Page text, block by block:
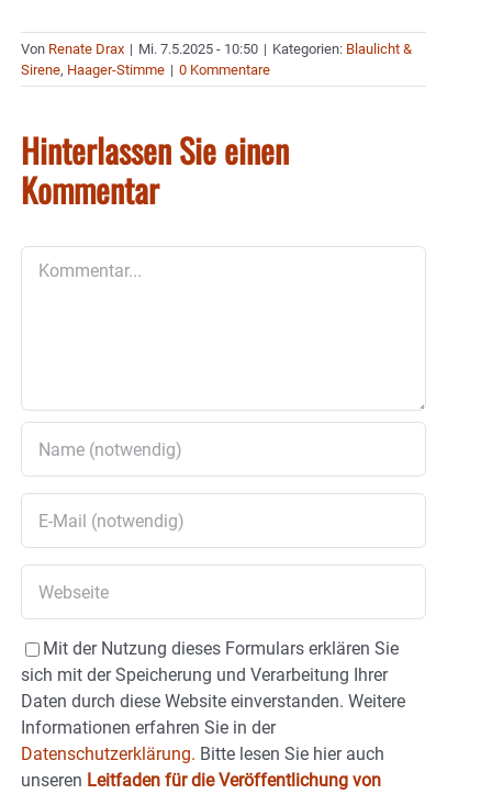
Von Renate Drax | Mi. 7.5.2025 - 10:50 | Kategorien: Blaulicht &
Sirene, Haager-Stimme | 0 Kommentare
Hinterlassen Sie einen
Kommentar
Mit der Nutzung dieses Formulars erklären Sie
sich mit der Speicherung und Verarbeitung Ihrer
Daten durch diese Website einverstanden. Weitere
Informationen erfahren Sie in der
Datenschutzerklärung. Bitte lesen Sie hier auch
unseren Leitfaden für die Veröffentlichung von